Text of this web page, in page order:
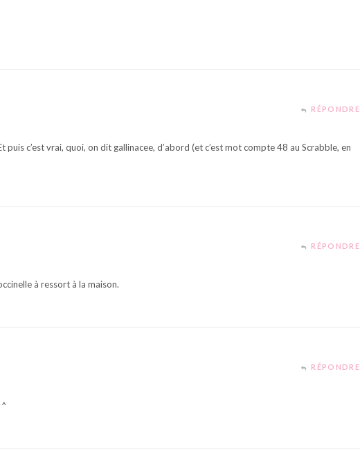
RÉPONDRE
puis c’est vrai, quoi, on dit gallinacee, d’abord (et c’est mot compte 48 au Scrabble, en
RÉPONDRE
à ressort à la maison.
RÉPONDRE